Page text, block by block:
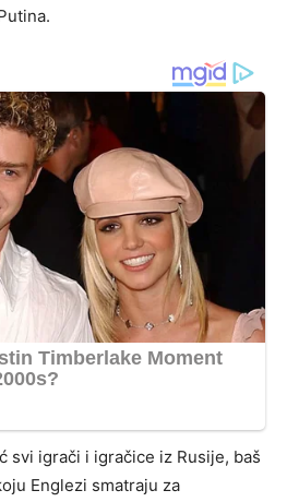
svi igrači i igračice iz Rusije, baš
Englezi smatraju za